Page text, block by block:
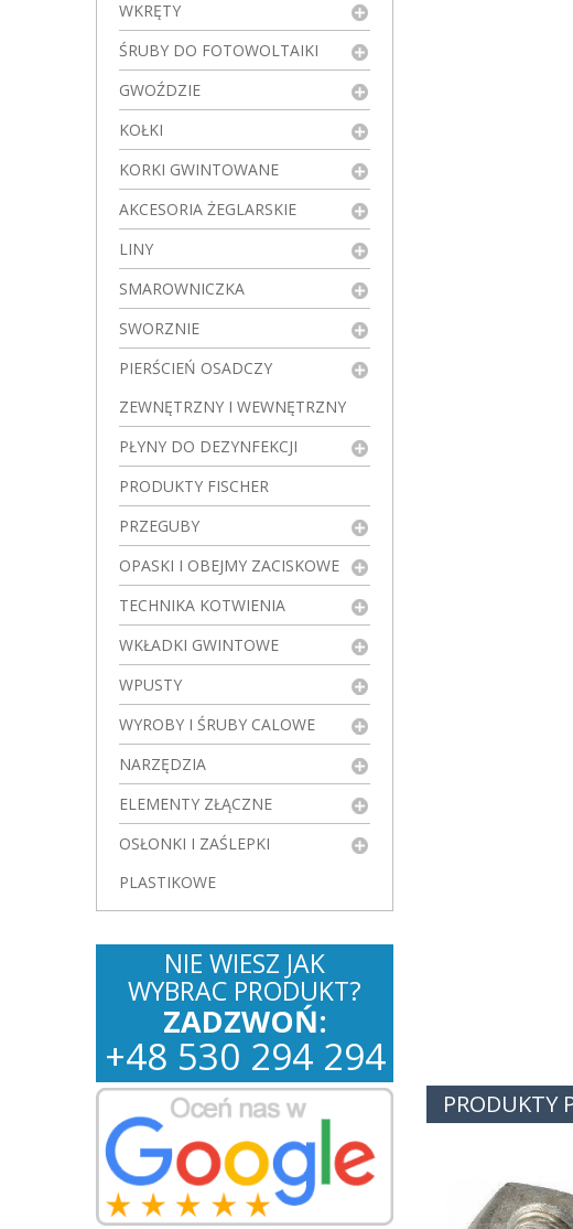
WKRĘTY
ŚRUBY DO FOTOWOLTAIKI
GWOŹDZIE
KOŁKI
KORKI GWINTOWANE
AKCESORIA ŻEGLARSKIE
LINY
SMAROWNICZKA
SWORZNIE
PIERŚCIEŃ OSADCZY
ZEWNĘTRZNY I WEWNĘTRZNY
PŁYNY DO DEZYNFEKCJI
PRODUKTY FISCHER
PRZEGUBY
OPASKI I OBEJMY ZACISKOWE
TECHNIKA KOTWIENIA
WKŁADKI GWINTOWE
WPUSTY
WYROBY I ŚRUBY CALOWE
NARZĘDZIA
ELEMENTY ZŁĄCZNE
OSŁONKI I ZAŚLEPKI
PLASTIKOWE
NIE WIESZ JAK
WYBRAC PRODUKT?
ZADZWOŃ:
+48 530 294 294
PRODUKTY